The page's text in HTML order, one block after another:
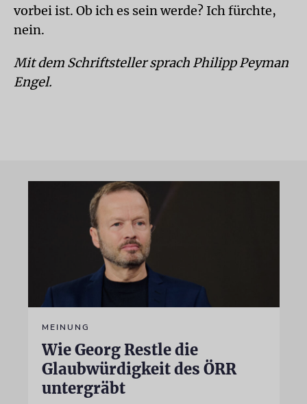
vorbei ist. Ob ich es sein werde? Ich fürchte,
nein.
Mit dem Schriftsteller sprach Philipp Peyman
Engel.
MEINUNG
Wie Georg Restle die
Glaubwürdigkeit des ÖRR
untergräbt